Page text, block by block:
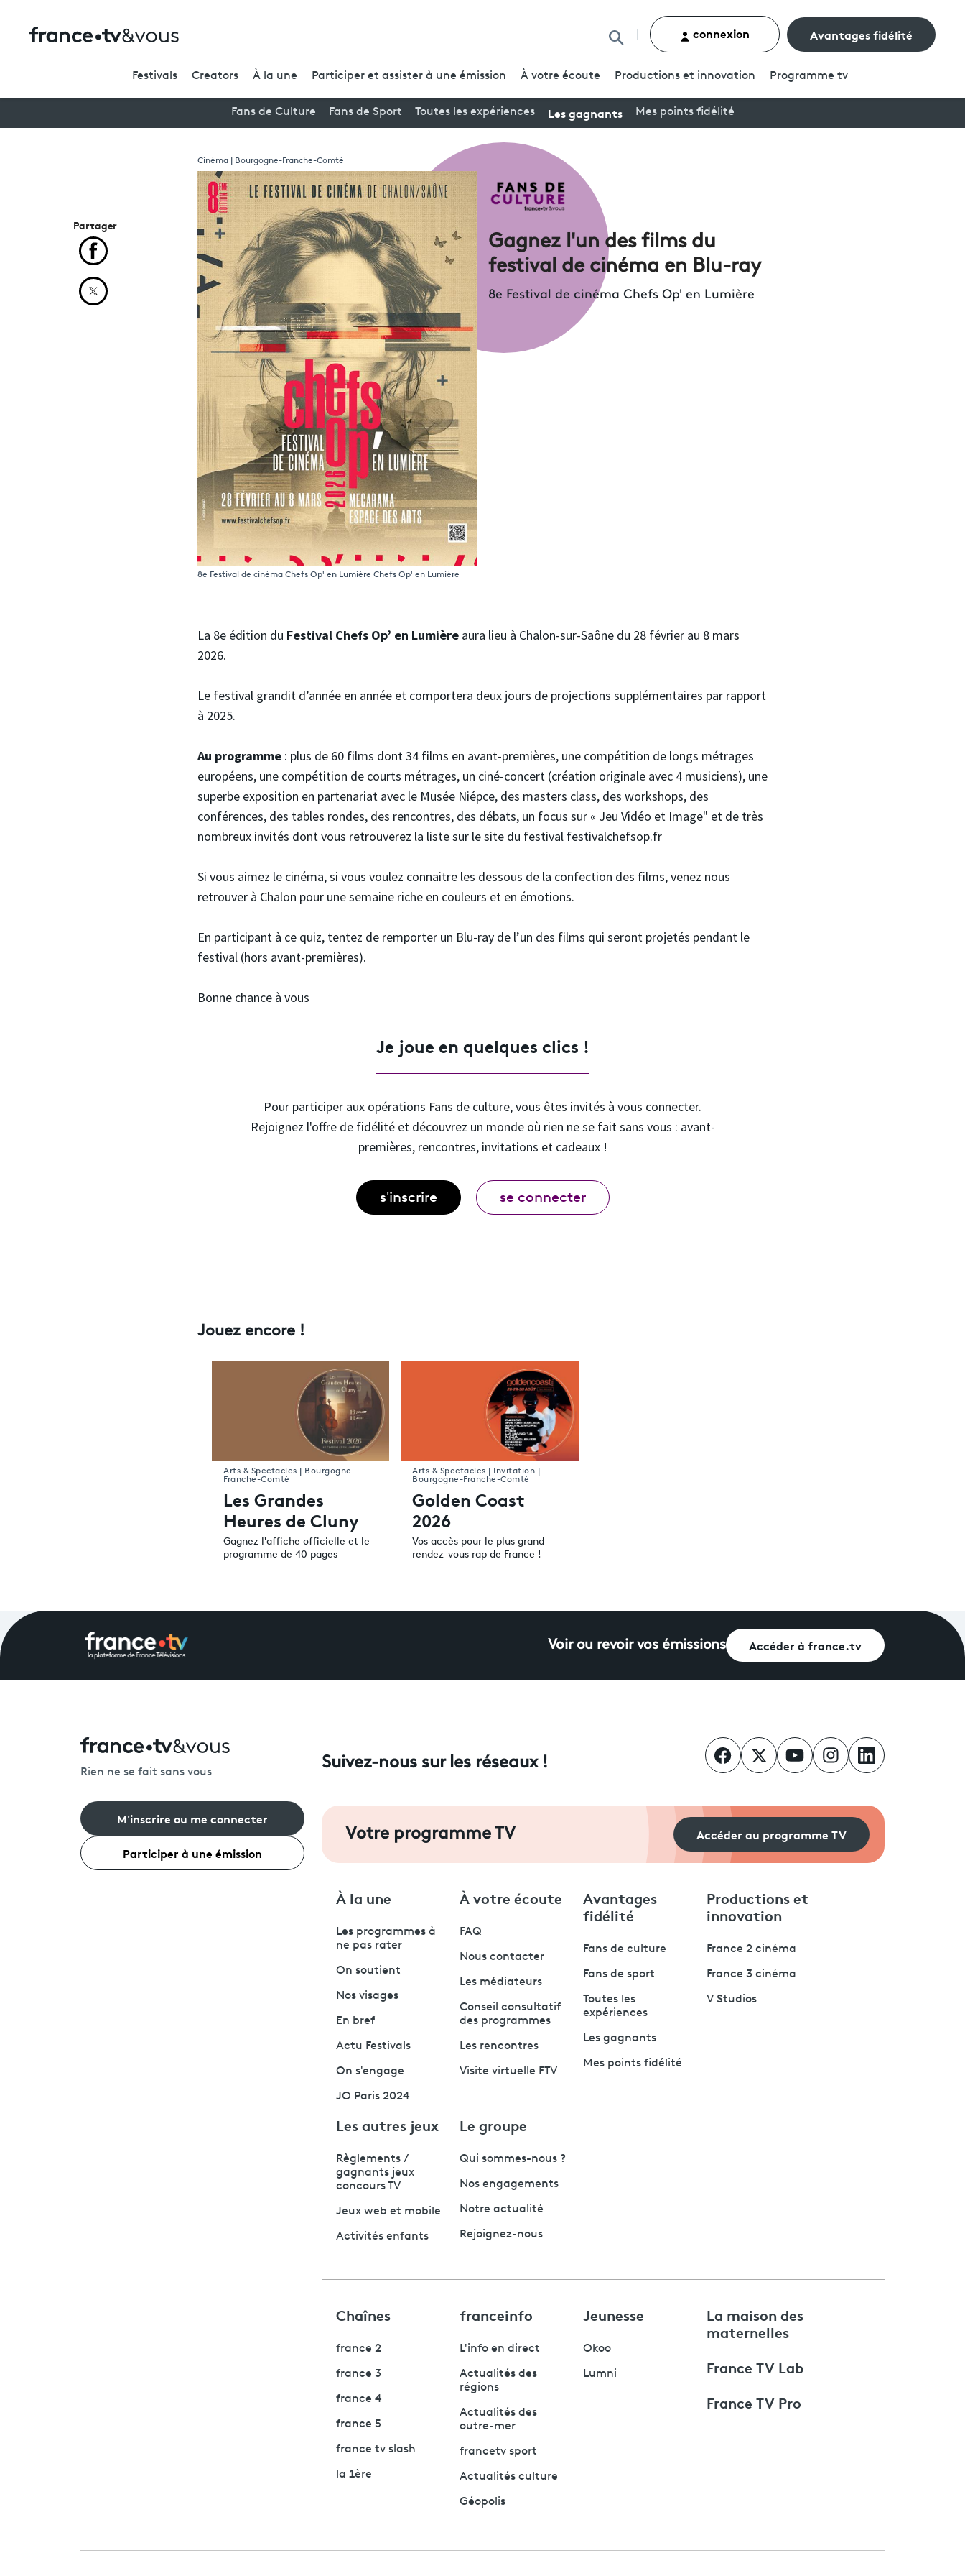
Rechercher un contenu
connexion Avantages fidélité
Festivals Creators À la une Participer et assister à une émission À votre écoute Productions et innovation Programme tv
Fans de Culture Fans de Sport Toutes les expériences Les gagnants Mes points fidélité
Cinéma | Bourgogne-Franche-Comté
Gagnez l'un des films du
festival de cinéma en Blu-ray
8e Festival de cinéma Chefs Op' en Lumière
8e Festival de cinéma Chefs Op' en Lumière Chefs Op' en Lumière
La 8e édition du Festival Chefs Op’ en Lumière aura lieu à Chalon-sur-Saône du 28 février au 8 mars
2026.
Le festival grandit d’année en année et comportera deux jours de projections supplémentaires par rapport
à 2025.
Au programme : plus de 60 films dont 34 films en avant-premières, une compétition de longs métrages
européens, une compétition de courts métrages, un ciné-concert (création originale avec 4 musiciens), une
superbe exposition en partenariat avec le Musée Niépce, des masters class, des workshops, des
conférences, des tables rondes, des rencontres, des débats, un focus sur « Jeu Vidéo et Image" et de très
nombreux invités dont vous retrouverez la liste sur le site du festival festivalchefsop.fr
Si vous aimez le cinéma, si vous voulez connaitre les dessous de la confection des films, venez nous
retrouver à Chalon pour une semaine riche en couleurs et en émotions.
En participant à ce quiz, tentez de remporter un Blu-ray de l’un des films qui seront projetés pendant le
festival (hors avant-premières).
Bonne chance à vous
Je joue en quelques clics !
Pour participer aux opérations Fans de culture, vous êtes invités à vous connecter.
Rejoignez l'offre de fidélité et découvrez un monde où rien ne se fait sans vous : avant-
premières, rencontres, invitations et cadeaux !
s'inscrire se connecter
Partager
Partager cet article sur Facebook
Partager cet article sur X
Jouez encore !
Les Grandes
Heures de Cluny
Gagnez l'affiche officielle et le
programme de 40 pages
Arts & Spectacles | Bourgogne-
Franche-Comté
Golden Coast
2026
Vos accès pour le plus grand
rendez-vous rap de France !
Arts & Spectacles | Invitation |
Bourgogne-Franche-Comté
Voir ou revoir vos émissions Accéder à france.tv
Rien ne se fait sans vous
M'inscrire ou me connecter
Participer à une émission
Suivez-nous sur les réseaux !
Votre programme TV Accéder au programme TV
À la une
Les programmes à
ne pas rater
On soutient
Nos visages
En bref
Actu Festivals
On s'engage
JO Paris 2024
À votre écoute
FAQ
Nous contacter
Les médiateurs
Conseil consultatif
des programmes
Les rencontres
Visite virtuelle FTV
Avantages
fidélité
Fans de culture
Fans de sport
Toutes les
expériences
Les gagnants
Mes points fidélité
Productions et
innovation
France 2 cinéma
France 3 cinéma
V Studios
Les autres jeux
Règlements /
gagnants jeux
concours TV
Jeux web et mobile
Activités enfants
Le groupe
Qui sommes-nous ?
Nos engagements
Notre actualité
Rejoignez-nous
Chaînes
france 2
france 3
france 4
france 5
france tv slash
la 1ère
franceinfo
L'info en direct
Actualités des
régions
Actualités des
outre-mer
francetv sport
Actualités culture
Géopolis
Jeunesse
Okoo
Lumni
La maison des
maternelles
France TV Lab
France TV Pro